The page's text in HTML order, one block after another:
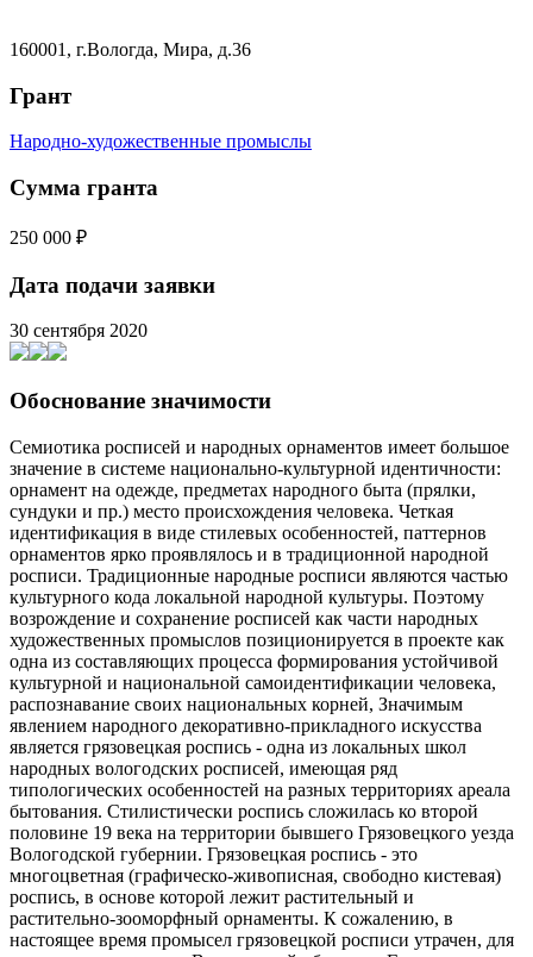
160001, г.Вологда, Мира, д.36
Грант
Народно-художественные промыслы
Сумма гранта
250 000 ₽
Дата подачи заявки
30 сентября 2020
Обоснование значимости
Семиотика росписей и народных орнаментов имеет большое
значение в системе национально-культурной идентичности:
орнамент на одежде, предметах народного быта (прялки,
сундуки и пр.) место происхождения человека. Четкая
идентификация в виде стилевых особенностей, паттернов
орнаментов ярко проявлялось и в традиционной народной
росписи. Традиционные народные росписи являются частью
культурного кода локальной народной культуры. Поэтому
возрождение и сохранение росписей как части народных
художественных промыслов позиционируется в проекте как
одна из составляющих процесса формирования устойчивой
культурной и национальной самоидентификации человека,
распознавание своих национальных корней, Значимым
явлением народного декоративно-прикладного искусства
является грязовецкая роспись - одна из локальных школ
народных вологодских росписей, имеющая ряд
типологических особенностей на разных территориях ареала
бытования. Стилистически роспись сложилась ко второй
половине 19 века на территории бывшего Грязовецкого уезда
Вологодской губернии. Грязовецкая роспись - это
многоцветная (графическо-живописная, свободно кистевая)
роспись, в основе которой лежит растительный и
растительно-зооморфный орнаменты. К сожалению, в
настоящее время промысел грязовецкой росписи утрачен, для